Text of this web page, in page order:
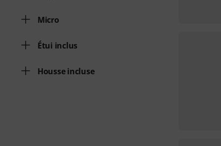
Micro
Étui inclus
Housse incluse